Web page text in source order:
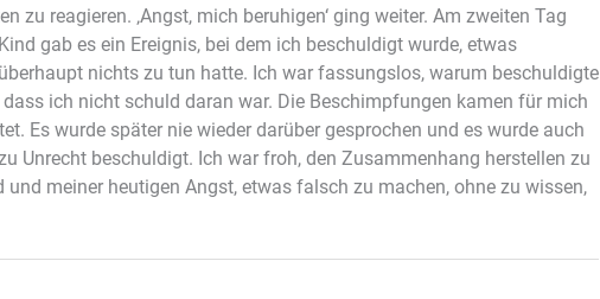
zu reagieren. ‚Angst, mich beruhigen‘ ging weiter. Am zweiten Tag
gab es ein Ereignis, bei dem ich beschuldigt wurde, etwas
nichts zu tun hatte. Ich war fassungslos, warum beschuldigte
ich nicht schuld daran war. Die Beschimpfungen kamen für mich
Es wurde später nie wieder darüber gesprochen und es wurde auch
Unrecht beschuldigt. Ich war froh, den Zusammenhang herstellen zu
meiner heutigen Angst, etwas falsch zu machen, ohne zu wissen,